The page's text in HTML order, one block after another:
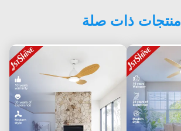
منتجات ذات صلة